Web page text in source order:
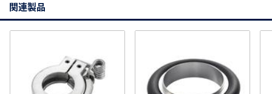
関連製品